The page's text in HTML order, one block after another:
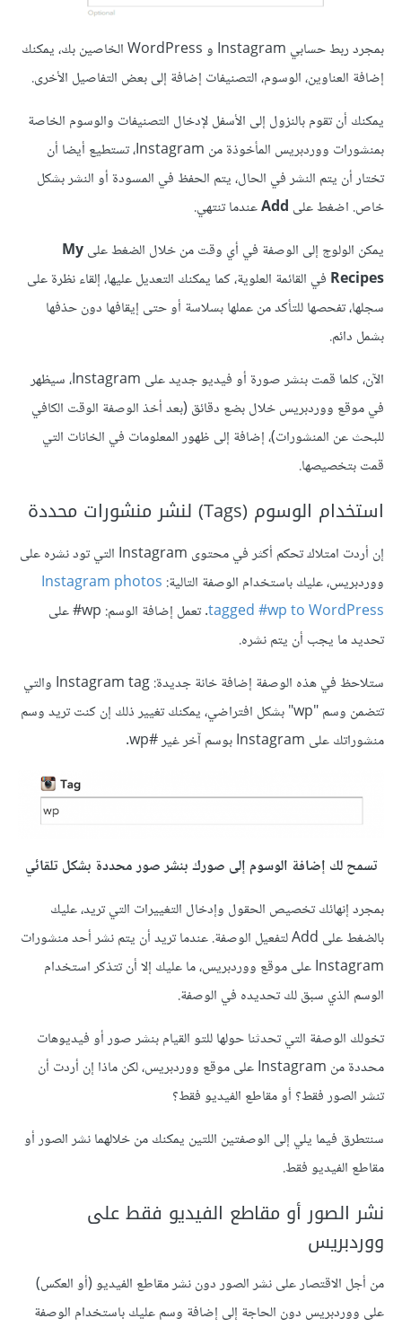
بمجرد ربط حسابي Instagram و WordPress الخاصين بك، يمكنك
إضافة العناوين، الوسوم، التصنيفات إضافة إلى بعض التفاصيل الأخرى.
يمكنك أن تقوم بالنزول إلى الأسفل لإدخال التصنيفات والوسوم الخاصة
بمنشورات ووردبريس المأخوذة من Instagram، تستطيع أيضا أن
تختار أن يتم النشر في الحال، يتم الحفظ في المسودة أو النشر بشكل
خاص. اضغط على Addعندما تنتهي.
يمكن الولوج إلى الوصفة في أي وقت من خلال الضغط علىMy
Recipes في القائمة العلوية، كما يمكنك التعديل عليها، إلقاء نظرة على
سجلها، تفحصها للتأكد من عملها بسلاسة أو حتى إيقافها دون حذفها
بشمل دائم.
الآن، كلما قمت بنشر صورة أو فيديو جديد على Instagram، سيظهر
في موقع ووردبريس خلال بضع دقائق (بعد أخذ الوصفة الوقت الكافي
للبحث عن المنشورات)، إضافة إلى ظهور المعلومات في الخانات التي
قمت بتخصيصها.
استخدام الوسوم (Tags) لنشر منشورات محددة
إن أردت امتلاك تحكم أكثر في محتوى Instagram التي تود نشره على
ووردبريس، عليك باستخدام الوصفة التالية: Instagram photos
tagged #wp to WordPress
. تعمل إضافة الوسم: wp# على
تحديد ما يجب أن يتم نشره.
ستلاحظ في هذه الوصفة إضافة خانة جديدة: Instagram tag والتي
تتضمن وسم "wp" بشكل افتراضي، يمكنك تغيير ذلك إن كنت تريد وسم
منشوراتك على Instagram بوسم آخر غير #wp.
تسمح لك إضافة الوسوم إلى صورك بنشر صور محددة بشكل تلقائي
بمجرد إنهائك تخصيص الحقول وإدخال التغييرات التي تريد، عليك
بالضغط على Add لتفعيل الوصفة. عندما تريد أن يتم نشر أحد منشورات
Instagram على موقع ووردبريس، ما عليك إلا أن تتذكر استخدام
الوسم الذي سبق لك تحديده في الوصفة.
تخولك الوصفة التي تحدثنا حولها للتو القيام بنشر صور أو فيديوهات
محددة من Instagram على موقع ووردبريس، لكن ماذا إن أردت أن
تنشر الصور فقط؟ أو مقاطع الفيديو فقط؟
سنتطرق فيما يلي إلى الوصفتين اللتين يمكنك من خلالهما نشر الصور أو
مقاطع الفيديو فقط.
نشر الصور أو مقاطع الفيديو فقط على
ووردبريس
من أجل الاقتصار على نشر الصور دون نشر مقاطع الفيديو (أو العكس)
على ووردبريس دون الحاجة إلى إضافة وسم عليك باستخدام الوصفة